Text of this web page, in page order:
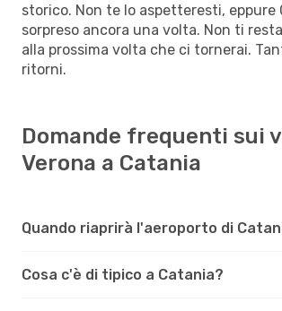
storico. Non te lo aspetteresti, eppure
sorpreso ancora una volta. Non ti
alla prossima volta che ci tornerai.
ritorni.
Domande frequenti sui
Verona a Catania
Quando riaprirà l'aeroporto di
Cosa c'è di tipico a Catania?